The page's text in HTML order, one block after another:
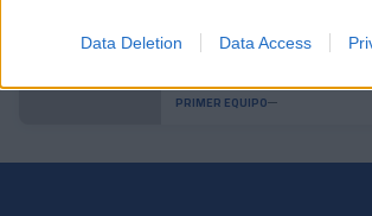
Data Deletion Data Access
Andorra es superior y
victoria convincente
PRIMER EQUIPO